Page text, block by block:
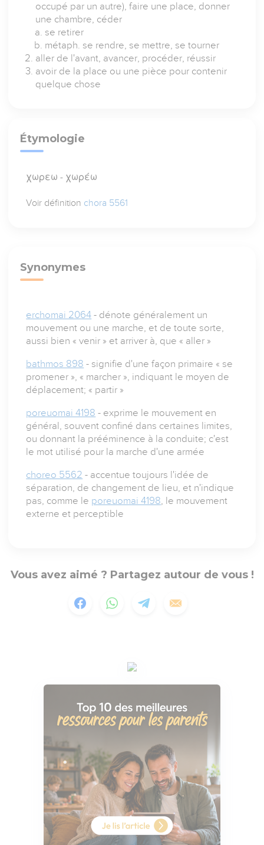
occupé par un autre), faire une place, donner
une chambre, céder
se retirer
métaph. se rendre, se mettre, se tourner
aller de l'avant, avancer, procéder, réussir
avoir de la place ou une pièce pour contenir
quelque chose
Étymologie
χωρεω - χωρέω
Voir définition chora 5561
Synonymes
erchomai 2064 - dénote généralement un
mouvement ou une marche, et de toute sorte,
aussi bien « venir » et arriver à, que « aller »
bathmos 898 - signifie d'une façon primaire « se
promener », « marcher », indiquant le moyen de
déplacement; « partir »
poreuomai 4198 - exprime le mouvement en
général, souvent confiné dans certaines limites,
ou donnant la prééminence à la conduite; c'est
le mot utilisé pour la marche d'une armée
choreo 5562 - accentue toujours l'idée de
séparation, de changement de lieu, et n'indique
pas, comme le poreuomai 4198, le mouvement
externe et perceptible
Vous avez aimé ? Partagez autour de vous !